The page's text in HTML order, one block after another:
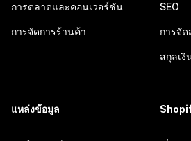
การตลาดและคอนเวอร์ชัน
การจัดการร้านค้า
SEO
การจัด
สกุลเ
แหล่งข้อมูล